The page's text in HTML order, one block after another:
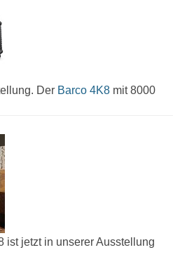
Der Barco 4K8 mit 8000
ist jetzt in unserer Ausstellung